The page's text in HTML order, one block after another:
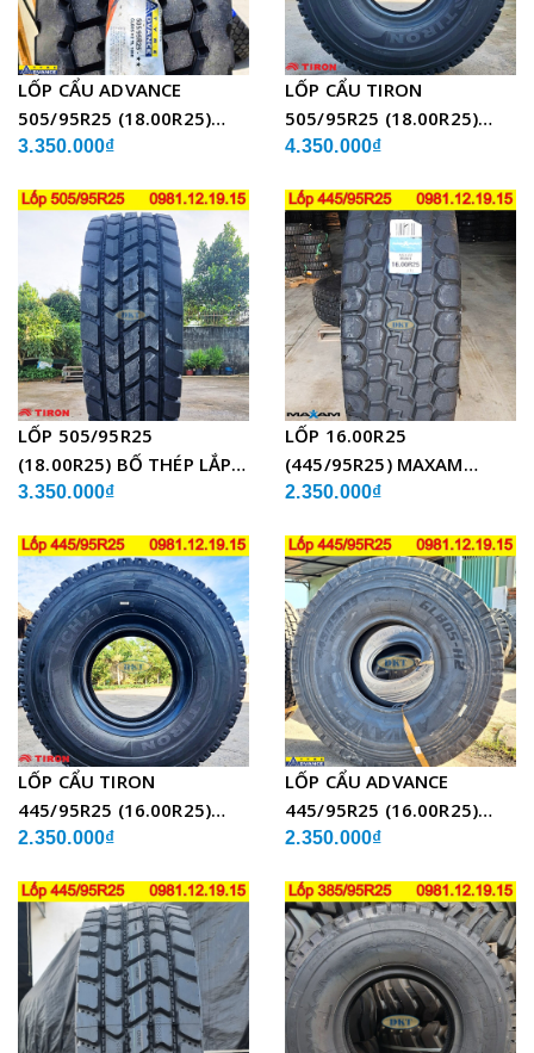
LỐP CẨU ADVANCE
505/95R25 (18.00R25)
GLB05 BỐ THÉP
3.350.000₫
LỐP CẨU TIRON
505/95R25 (18.00R25)
TCH21 BỐ THÉP
4.350.000₫
LỐP 505/95R25
(18.00R25) BỐ THÉP LẮP
XE CẨU
3.350.000₫
LỐP 16.00R25
(445/95R25) MAXAM
MSVO1 BỐ THÉP LẮP XE
2.350.000₫
LỐP CẨU TIRON
445/95R25 (16.00R25)
TCH21 BỐ THÉP
2.350.000₫
LỐP CẨU ADVANCE
445/95R25 (16.00R25)
GLB05 BỐ THÉP
2.350.000₫